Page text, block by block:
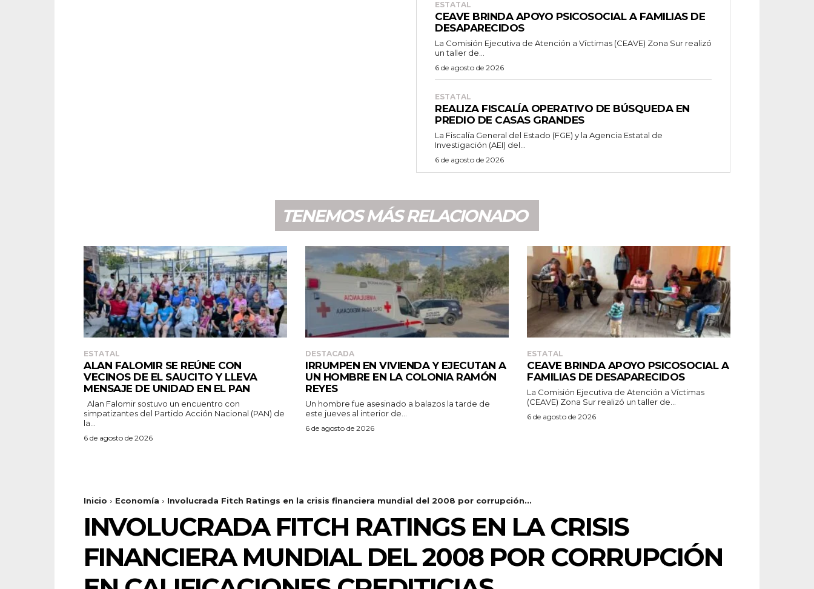
ESTATAL
CEAVE BRINDA APOYO PSICOSOCIAL A FAMILIAS DE
DESAPARECIDOS
La Comisión Ejecutiva de Atención a Víctimas (CEAVE) Zona Sur realizó
un taller de...
6 de agosto de 2026
ESTATAL
REALIZA FISCALÍA OPERATIVO DE BÚSQUEDA EN
PREDIO DE CASAS GRANDES
La Fiscalía General del Estado (FGE) y la Agencia Estatal de
Investigación (AEI) del...
6 de agosto de 2026
TENEMOS MÁS RELACIONADO
ESTATAL
ALAN FALOMIR SE REÚNE CON
VECINOS DE EL SAUCITO Y LLEVA
MENSAJE DE UNIDAD EN EL PAN
simpatizantes del Partido Acción Nacional (PAN) de
la...
6 de agosto de 2026
DESTACADA
IRRUMPEN EN VIVIENDA Y EJECUTAN A
UN HOMBRE EN LA COLONIA RAMÓN
REYES
Un hombre fue asesinado a balazos la tarde de
este jueves al interior de...
6 de agosto de 2026
ESTATAL
CEAVE BRINDA APOYO PSICOSOCIAL A
FAMILIAS DE DESAPARECIDOS
La Comisión Ejecutiva de Atención a Víctimas
(CEAVE) Zona Sur realizó un taller de...
6 de agosto de 2026